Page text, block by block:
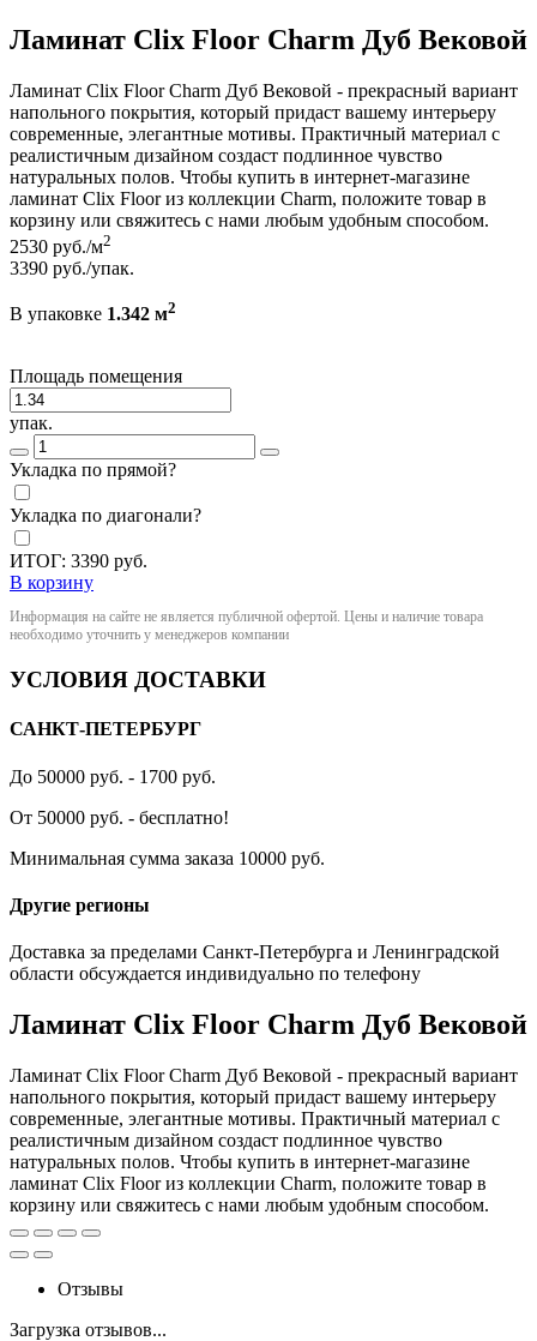
Ламинат Clix Floor Charm Дуб Вековой
Ламинат Clix Floor Charm Дуб Вековой - прекрасный вариант
напольного покрытия, который придаст вашему интерьеру
современные, элегантные мотивы. Практичный материал с
реалистичным дизайном создаст подлинное чувство
натуральных полов. Чтобы купить в интернет-магазине
ламинат Clix Floor из коллекции Charm, положите товар в
корзину или свяжитесь с нами любым удобным способом.
2530 руб./м2
3390 руб./упак.
В упаковке 1.342 м2
Площадь помещения
упак.
Укладка по прямой?
Укладка по диагонали?
ИТОГ: 3390 руб.
В корзину
Информация на сайте не является публичной офертой. Цены и наличие товара
необходимо уточнить у менеджеров компании
УСЛОВИЯ ДОСТАВКИ
САНКТ-ПЕТЕРБУРГ
До 50000 руб. - 1700 руб.
От 50000 руб. - бесплатно!
Минимальная сумма заказа 10000 руб.
Другие регионы
Доставка за пределами Санкт-Петербурга и Ленинградской
области обсуждается индивидуально по телефону
Ламинат Clix Floor Charm Дуб Вековой
Ламинат Clix Floor Charm Дуб Вековой - прекрасный вариант
напольного покрытия, который придаст вашему интерьеру
современные, элегантные мотивы. Практичный материал с
реалистичным дизайном создаст подлинное чувство
натуральных полов. Чтобы купить в интернет-магазине
ламинат Clix Floor из коллекции Charm, положите товар в
корзину или свяжитесь с нами любым удобным способом.
Отзывы
Загрузка отзывов...